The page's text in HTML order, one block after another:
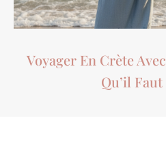
Voyager En Crète
Qu’il